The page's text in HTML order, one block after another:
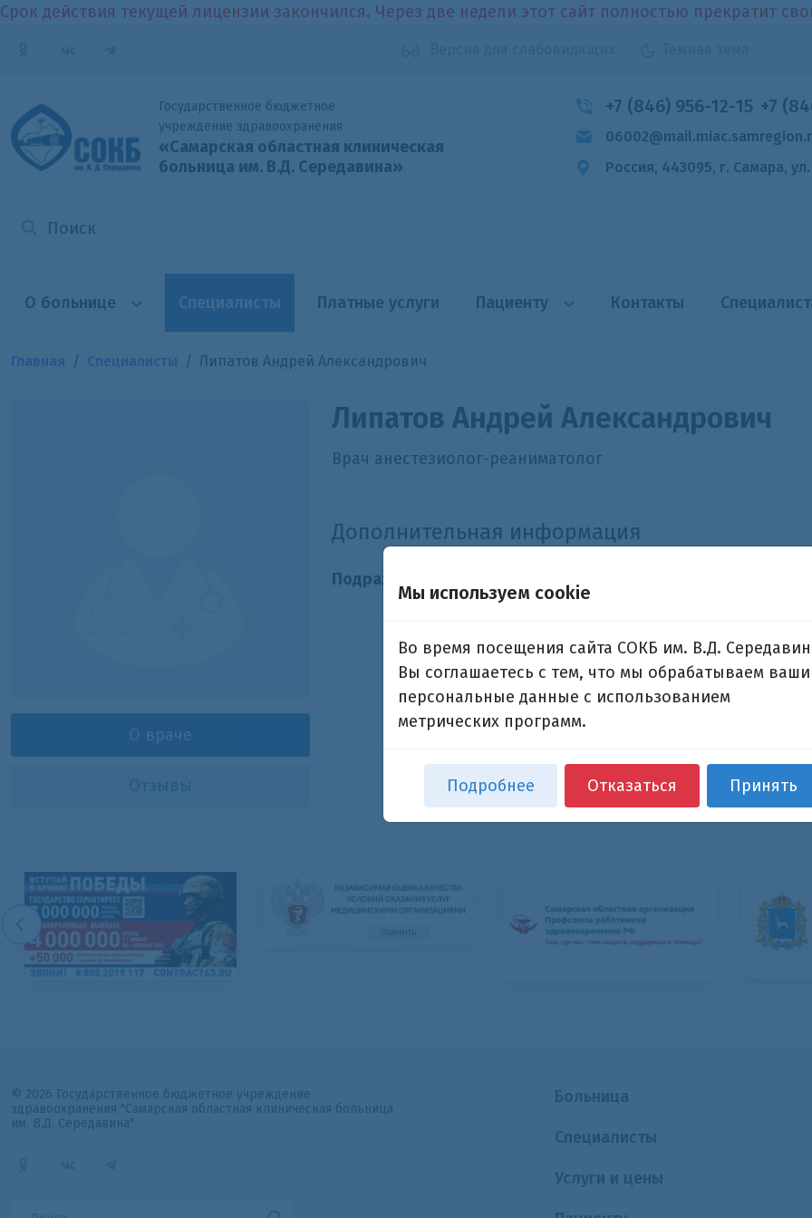
Срок действия текущей лицензии закончился. Через две недели этот сайт полностью прекратит
Государственное бюджетное
учреждение здравоохранения
«Самарская областная клиническая
больница им. В.Д. Середавина»
+7 (846) 956-12-15 +7
Россия, 443095, г. Самара,
О больнице Специалисты Платные услуги Пациенту Контакты
Липатов Андрей Александрович
О враче
Отзывы
Липатов Андрей Александрович
Врач анестезиолог-реаниматолог
Дополнительная информация
Подразделения:
© 2026 Государственное бюджетное учреждение
здравоохранения "Самарская областная клиническая больница
им. В.Д. Середавина"
Больница
Специалисты
Услуги и цены
Мы используем cookie
Во время посещения сайта СОКБ им. В.Д.
Вы соглашаетесь с тем, что мы обрабатываем ваши
персональные данные с использованием
метрических программ.
Подробнее Отказаться Принять